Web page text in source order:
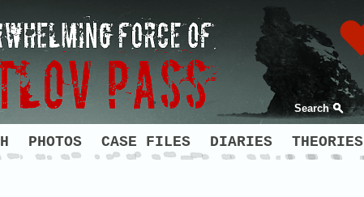
Search
PHOTOS CASE FILES DIARIES THEORIES